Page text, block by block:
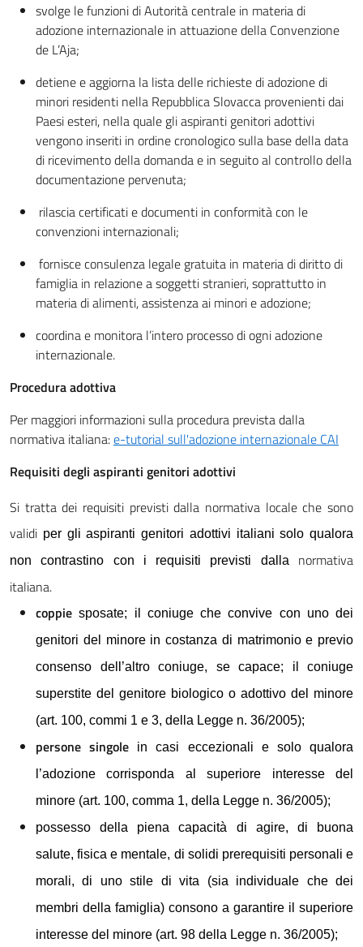
svolge le funzioni di Autorità centrale in materia di
adozione internazionale in attuazione della Convenzione
de L’Aja;
detiene e aggiorna la lista delle richieste di adozione di
minori residenti nella Repubblica Slovacca provenienti dai
Paesi esteri, nella quale gli aspiranti genitori adottivi
vengono inseriti in ordine cronologico sulla base della data
di ricevimento della domanda e in seguito al controllo della
documentazione pervenuta;
rilascia certificati e documenti in conformità con le
convenzioni internazionali;
fornisce consulenza legale gratuita in materia di diritto di
famiglia in relazione a soggetti stranieri, soprattutto in
materia di alimenti, assistenza ai minori e adozione;
coordina e monitora l’intero processo di ogni adozione
internazionale.
Procedura adottiva
Per maggiori informazioni sulla procedura prevista dalla
normativa italiana:e-tutorial sull'adozione internazionale CAI
Requisiti degli aspiranti genitori adottivi
Si tratta dei requisiti previsti dalla normativa locale che sono
validi per gli aspiranti genitori adottivi italianisolo qualora
non contrastino con i requisiti previsti dallanormativa
italiana.
coppiesposate; il coniuge che convive con uno dei
genitori del minore in costanza di matrimonio e previo
consenso dell’altro coniuge, se capace; il coniuge
superstite del genitore biologico o adottivo del minore
(art. 100, commi 1 e 3, della Legge n. 36/2005);
persone singole in casi eccezionali e solo qualora
l’adozione corrisponda al superiore interesse del
minore (art. 100, comma 1, della Legge n. 36/2005);
possesso della piena capacità di agire, di buona
salute, fisica e mentale, di solidi prerequisiti personali e
morali, di uno stile di vita (sia individuale che dei
membri della famiglia) consono a garantire il superiore
interesse del minore (art. 98 della Legge n. 36/2005);